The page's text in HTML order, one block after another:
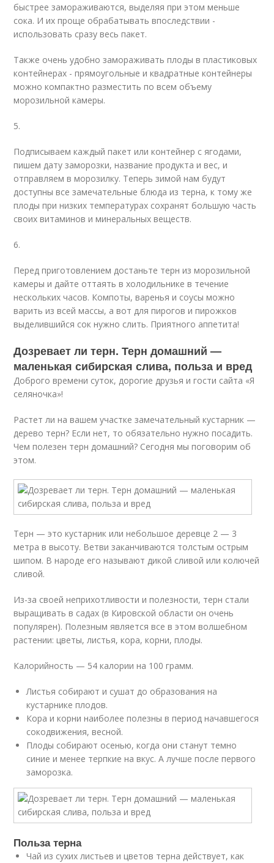
быстрее замораживаются, выделяя при этом меньше
сока. И их проще обрабатывать впоследствии -
использовать сразу весь пакет.
Также очень удобно замораживать плоды в пластиковых
контейнерах - прямоугольные и квадратные контейнеры
можно компактно разместить по всем объему
морозильной камеры.
5.
Подписываем каждый пакет или контейнер с ягодами,
пишем дату заморозки, название продукта и вес, и
отправляем в морозилку. Теперь зимой нам будут
доступны все замечательные блюда из терна, к тому же
плоды при низких температурах сохранят большую часть
своих витаминов и минеральных веществ.
6.
Перед приготовлением достаньте терн из морозильной
камеры и дайте оттаять в холодильнике в течение
нескольких часов. Компоты, варенья и соусы можно
варить из всей массы, а вот для пирогов и пирожков
выделившийся сок нужно слить. Приятного аппетита!
Дозревает ли терн. Терн домашний —
маленькая сибирская слива, польза и вред
Доброго времени суток, дорогие друзья и гости сайта «Я
селяночка»!
Растет ли на вашем участке замечательный кустарник —
дерево терн? Если нет, то обязательно нужно посадить.
Чем полезен терн домашний? Сегодня мы поговорим об
этом.
Терн — это кустарник или небольшое деревце 2 — 3
метра в высоту. Ветви заканчиваются толстым острым
шипом. В народе его называют дикой сливой или колючей
сливой.
Из-за своей неприхотливости и полезности, терн стали
выращивать в садах (в Кировской области он очень
популярен). Полезным является все в этом волшебном
растении: цветы, листья, кора, корни, плоды.
Калорийность — 54 калории на 100 грамм.
Листья собирают и сушат до образования на
кустарнике плодов.
Кора и корни наиболее полезны в период начавшегося
сокодвижения, весной.
Плоды собирают осенью, когда они станут темно
синие и менее терпкие на вкус. А лучше после первого
заморозка.
Польза терна
Чай из сухих листьев и цветов терна действует, как